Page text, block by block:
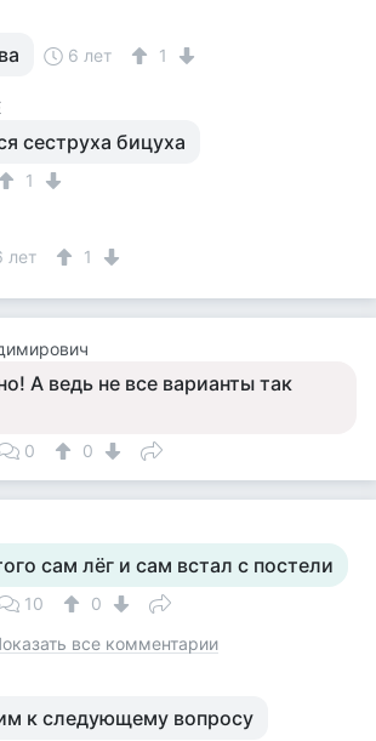
6 лет 1
сеструха бицуха
1
лет
1
А ведь не все варианты так
0 0
сам лёг и сам встал с постели
10
0
все комментарии
к следующему вопросу